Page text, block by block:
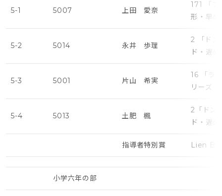
5-1 5007 上田 愛奈
171 「フ
形・早め
5-2 5014 永井 歩理
2 「ドン
ド・遅め
5-3 5001 片山 希実
16 「ラ
リーズ・
5-4 5013 土肥 楓
2「ドン
ド・遅め
指導者特別賞 Lien
小学六年の部